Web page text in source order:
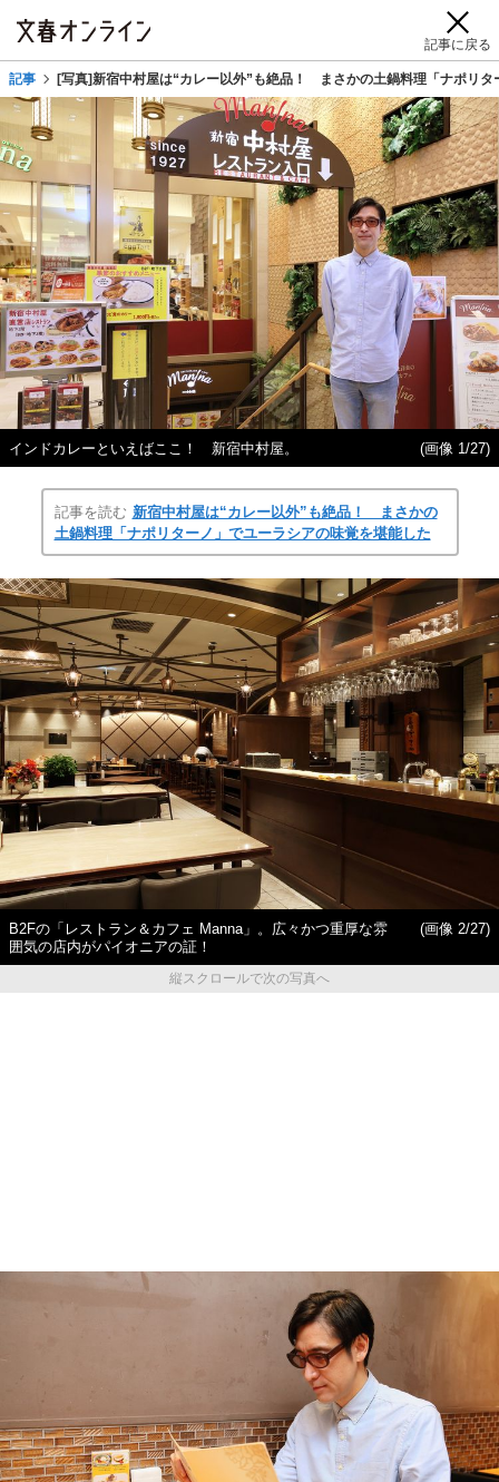
記事に戻る
記事 [写真]新宿中村屋は“カレー以外”も絶品！ まさかの土鍋料理「ナポリタ
インドカレーといえばここ！ 新宿中村屋。 (画像 1/27)
記事を読む 新宿中村屋は“カレー以外”も絶品！ まさかの
土鍋料理「ナポリターノ」でユーラシアの味覚を堪能した
B2Fの「レストラン＆カフェ Manna」。広々かつ重厚な雰
囲気の店内がパイオニアの証！
(画像 2/27)
縦スクロールで次の写真へ